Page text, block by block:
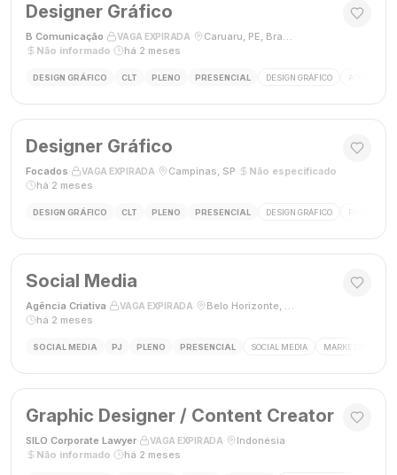
Designer Gráfico
B Comunicação VAGA EXPIRADA Caruaru, PE, Brasil
Não informado
há 2 meses
DESIGN GRÁFICO CLT PLENO PRESENCIAL DESIGN GRÁFICO ADOBE
Designer Gráfico
Focados VAGA EXPIRADA Campinas, SP Não especificado
há 2 meses
DESIGN GRÁFICO CLT PLENO PRESENCIAL DESIGN GRÁFICO PHOTOSHOP
Social Media
Agência Criativa VAGA EXPIRADA Belo Horizonte, Brasil
há 2 meses
SOCIAL MEDIA PJ PLENO PRESENCIAL SOCIAL MEDIA MARKETING
Graphic Designer / Content Creator
SILO Corporate Lawyer VAGA EXPIRADA Indonésia
Não informado
há 2 meses